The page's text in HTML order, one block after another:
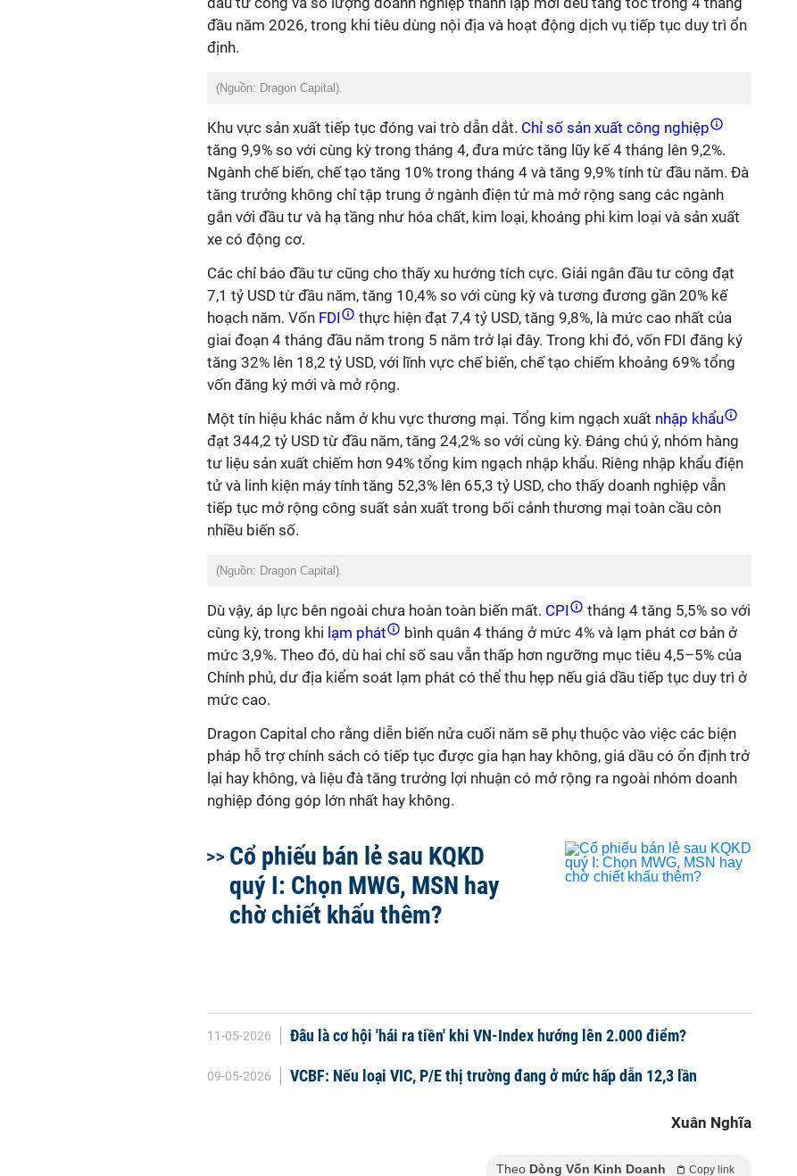
đầu năm 2026, trong khi tiêu dùng nội địa và hoạt động dịch vụ tiếp tục duy trì ổn
định.
(Nguồn: Dragon Capital).
Khu vực sản xuất tiếp tục đóng vai trò dẫn dắt. Chỉ số sản xuất công nghiệp
tăng 9,9% so với cùng kỳ trong tháng 4, đưa mức tăng lũy kế 4 tháng lên 9,2%.
Ngành chế biến, chế tạo tăng 10% trong tháng 4 và tăng 9,9% tính từ đầu năm. Đà
tăng trưởng không chỉ tập trung ở ngành điện tử mà mở rộng sang các ngành
gắn với đầu tư và hạ tầng như hóa chất, kim loại, khoáng phi kim loại và sản xuất
xe có động cơ.
Các chỉ báo đầu tư cũng cho thấy xu hướng tích cực. Giải ngân đầu tư công đạt
7,1 tỷ USD từ đầu năm, tăng 10,4% so với cùng kỳ và tương đương gần 20% kế
hoạch năm. Vốn FDI
thực hiện đạt 7,4 tỷ USD, tăng 9,8%, là mức cao nhất của
giai đoạn 4 tháng đầu năm trong 5 năm trở lại đây. Trong khi đó, vốn FDI đăng ký
tăng 32% lên 18,2 tỷ USD, với lĩnh vực chế biến, chế tạo chiếm khoảng 69% tổng
vốn đăng ký mới và mở rộng.
Một tín hiệu khác nằm ở khu vực thương mại. Tổng kim ngạch xuất nhập khẩu
đạt 344,2 tỷ USD từ đầu năm, tăng 24,2% so với cùng kỳ. Đáng chú ý, nhóm hàng
tư liệu sản xuất chiếm hơn 94% tổng kim ngạch nhập khẩu. Riêng nhập khẩu điện
tử và linh kiện máy tính tăng 52,3% lên 65,3 tỷ USD, cho thấy doanh nghiệp vẫn
tiếp tục mở rộng công suất sản xuất trong bối cảnh thương mại toàn cầu còn
nhiều biến số.
(Nguồn: Dragon Capital).
Dù vậy, áp lực bên ngoài chưa hoàn toàn biến mất. CPI
tháng 4 tăng 5,5% so với
cùng kỳ, trong khi lạm phát
bình quân 4 tháng ở mức 4% và lạm phát cơ bản ở
mức 3,9%. Theo đó, dù hai chỉ số sau vẫn thấp hơn ngưỡng mục tiêu 4,5–5% của
Chính phủ, dư địa kiểm soát lạm phát có thể thu hẹp nếu giá dầu tiếp tục duy trì ở
mức cao.
Dragon Capital cho rằng diễn biến nửa cuối năm sẽ phụ thuộc vào việc các biện
pháp hỗ trợ chính sách có tiếp tục được gia hạn hay không, giá dầu có ổn định trở
lại hay không, và liệu đà tăng trưởng lợi nhuận có mở rộng ra ngoài nhóm doanh
nghiệp đóng góp lớn nhất hay không.
Cổ phiếu bán lẻ sau KQKD
quý I: Chọn MWG, MSN hay
chờ chiết khấu thêm?
11-05-2026 Đâu là cơ hội 'hái ra tiền' khi VN-Index hướng lên 2.000 điểm?
09-05-2026 VCBF: Nếu loại VIC, P/E thị trường đang ở mức hấp dẫn 12,3 lần
Xuân Nghĩa
Theo Dòng Vốn Kinh Doanh Copy link